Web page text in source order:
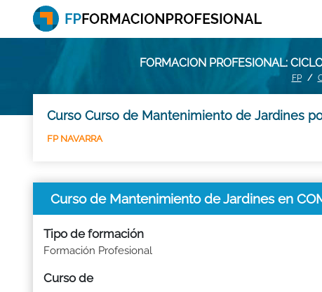
FORMACION PROFESIONAL:
FP
Curso Curso de Mantenimiento de Jardines
FP NAVARRA
Curso de Mantenimiento de Jardines en
Tipo de formación
Formación Profesional
Curso de